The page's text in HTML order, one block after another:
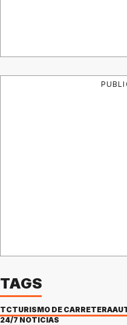
TAGS
TCTURISMO DE CARRETERA
24/7 NOTICIAS